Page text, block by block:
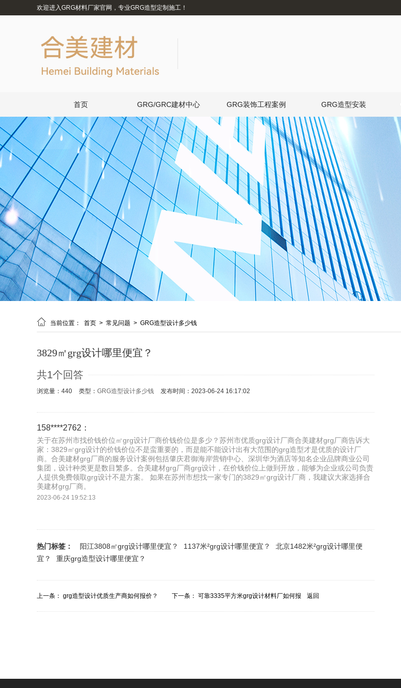
欢迎进入GRG材料厂家官网，专业GRG造型定制施工！
首页 GRG/GRC建材中心 GRG装饰工程案例 GRG造型安装
 当前位置： 首页 > 常见问题 > GRG造型设计多少钱
3829㎡grg设计哪里便宜？
共1个回答
浏览量：440 类型： GRG造型设计多少钱 发布时间：2023-06-24 16:17:02
158****2762：
关于在苏州市找价钱价位㎡grg设计厂商价钱价位是多少？苏州市优质grg设计厂商合美建材grg厂商告诉大
家：3829㎡grg设计的价钱价位不是蛮重要的，而是能不能设计出有大范围的grg造型才是优质的设计厂
商。合美建材grg厂商的服务设计案例包括肇庆君御海岸营销中心、深圳华为酒店等知名企业品牌商业公司
集团，设计种类更是数目繁多。合美建材grg厂商grg设计，在价钱价位上做到开放，能够为企业或公司负责
人提供免费领取grg设计不是方案。 如果在苏州市想找一家专门的3829㎡grg设计厂商，我建议大家选择合
美建材grg厂商。
2023-06-24 19:52:13
热门标签： 阳江3808㎡grg设计哪里便宜？ 1137米²grg设计哪里便宜？
北京1482米²grg设计哪里便
宜？
重庆grg造型设计哪里便宜？
上一条： grg造型设计优质生产商如何报价？ 下一条： 可靠3335平方米grg设计材料厂如何报
返回